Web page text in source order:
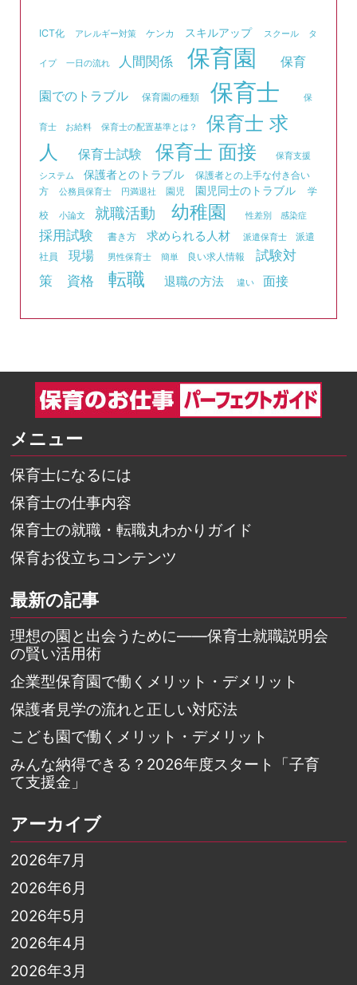
ICT化 アレルギー対策 ケンカ スキルアップ スクール タ
イプ 一日の流れ 人間関係 保育園 保育
園でのトラブル 保育園の種類 保育士 保
育士 お給料 保育士の配置基準とは？
保育士 求
人
保育士試験 保育士 面接
保育支援
システム
保護者とのトラブル
保護者との上手な付き合い
方
公務員保育士 円満退社 園児 園児同士のトラブル
学
校
小論文 就職活動 幼稚園 性差別 感染症
採用試験 書き方 求められる人材 派遣保育士
派遣
社員
現場 男性保育士 簡単 良い求人情報
試験対
策
資格 転職 退職の方法 違い 面接
メニュー
保育士になるには
保育士の仕事内容
保育士の就職・転職丸わかりガイド
保育お役立ちコンテンツ
最新の記事
理想の園と出会うために――保育士就職説明会
の賢い活用術
企業型保育園で働くメリット・デメリット
保護者見学の流れと正しい対応法
こども園で働くメリット・デメリット
みんな納得できる？2026年度スタート「子育
て支援金」
アーカイブ
2026年7月
2026年6月
2026年5月
2026年4月
2026年3月